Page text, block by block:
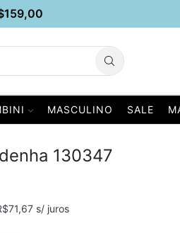
MASCULINO SALE
130347
71,67s/ juros